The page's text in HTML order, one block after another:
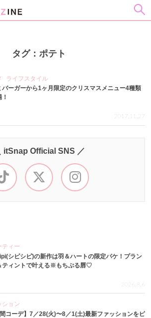
タグ：ポテト
ライフスタイル
バーガーから1ヶ月限定のクリスマスメニュー4種類
2017.11.27
itSnap Official SNS ／
ティー
シピシピ)の新作は羽＆ハートの限定パケ！プラン
ティントで叶える※もちぷる唇♡
2026.8.6
ション
間コーデ】7／28(火)〜8／1(土)最新ファッションをピ